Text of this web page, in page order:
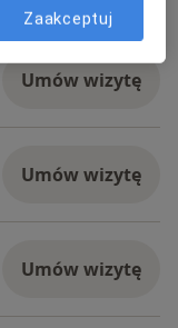
Umów wizytę
Umów wizytę
Umów wizytę
Zaakceptuj